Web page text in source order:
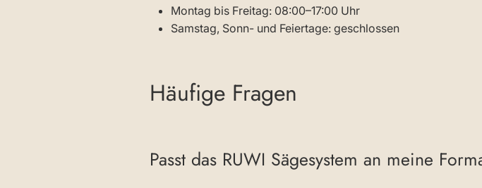
Montag bis Freitag: 08:00–17:00 Uhr
Samstag, Sonn- und Feiertage: geschlossen
Häufige Fragen
Passt das RUWI Sägesystem an meine